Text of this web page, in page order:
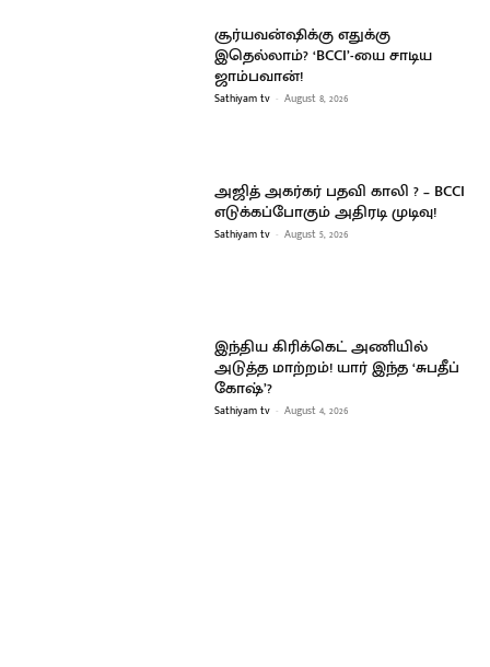
சூர்யவன்ஷிக்கு எதுக்கு
இதெல்லாம்? ‘BCCI’-யை சாடிய
ஜாம்பவான்!
Sathiyam tv - August 8, 2026
அஜித் அகர்கர் பதவி காலி ? – BCCI
எடுக்கப்போகும் அதிரடி முடிவு!
Sathiyam tv - August 5, 2026
இந்திய கிரிக்கெட் அணியில்
அடுத்த மாற்றம்! யார் இந்த ‘சுபதீப்
கோஷ்’?
Sathiyam tv - August 4, 2026